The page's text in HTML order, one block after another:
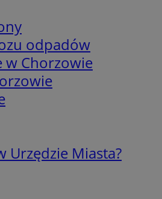
odpadów
w Chorzowie
Urzędzie Miasta?